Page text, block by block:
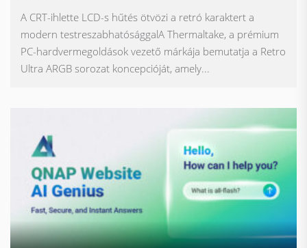
A CRT-ihlette LCD-s hűtés ötvözi a retró karaktert a
modern testreszabhatósággalA Thermaltake, a prémium
PC-hardvermegoldások vezető márkája bemutatja a Retro
Ultra ARGB sorozat koncepcióját, amely...